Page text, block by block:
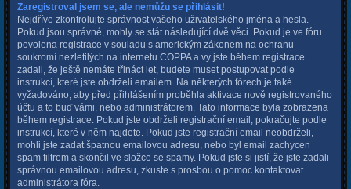
Zaregistroval jsem se, ale nemůžu se přihlásit!
Nejdříve zkontrolujte správnost vašeho uživatelského jména a hesla.
Pokud jsou správné, mohly se stát následující dvě věci. Pokud je ve fóru
povolena registrace v souladu s americkým zákonem na ochranu
soukromí nezletilých na internetu COPPA a vy jste během registrace
zadali, že ještě nemáte třináct let, budete muset postupovat podle
instrukcí, které jste obdrželi emailem. Na některých fórech je také
vyžadováno, aby před přihlášením proběhla aktivace nově registrovaného
účtu a to buď vámi, nebo administrátorem. Tato informace byla zobrazena
během registrace. Pokud jste obdrželi registrační email, pokračujte podle
instrukcí, které v něm najdete. Pokud jste registrační email neobdrželi,
mohli jste zadat špatnou emailovou adresu, nebo byl email zachycen
spam filtrem a skončil ve složce se spamy. Pokud jste si jistí, že jste zadali
správnou emailovou adresu, zkuste s prosbou o pomoc kontaktovat
administrátora fóra.